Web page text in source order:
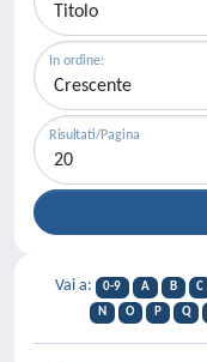
In ordine:
Risultati/Pagina
Vai a: 0-9 A B C
N
O P Q